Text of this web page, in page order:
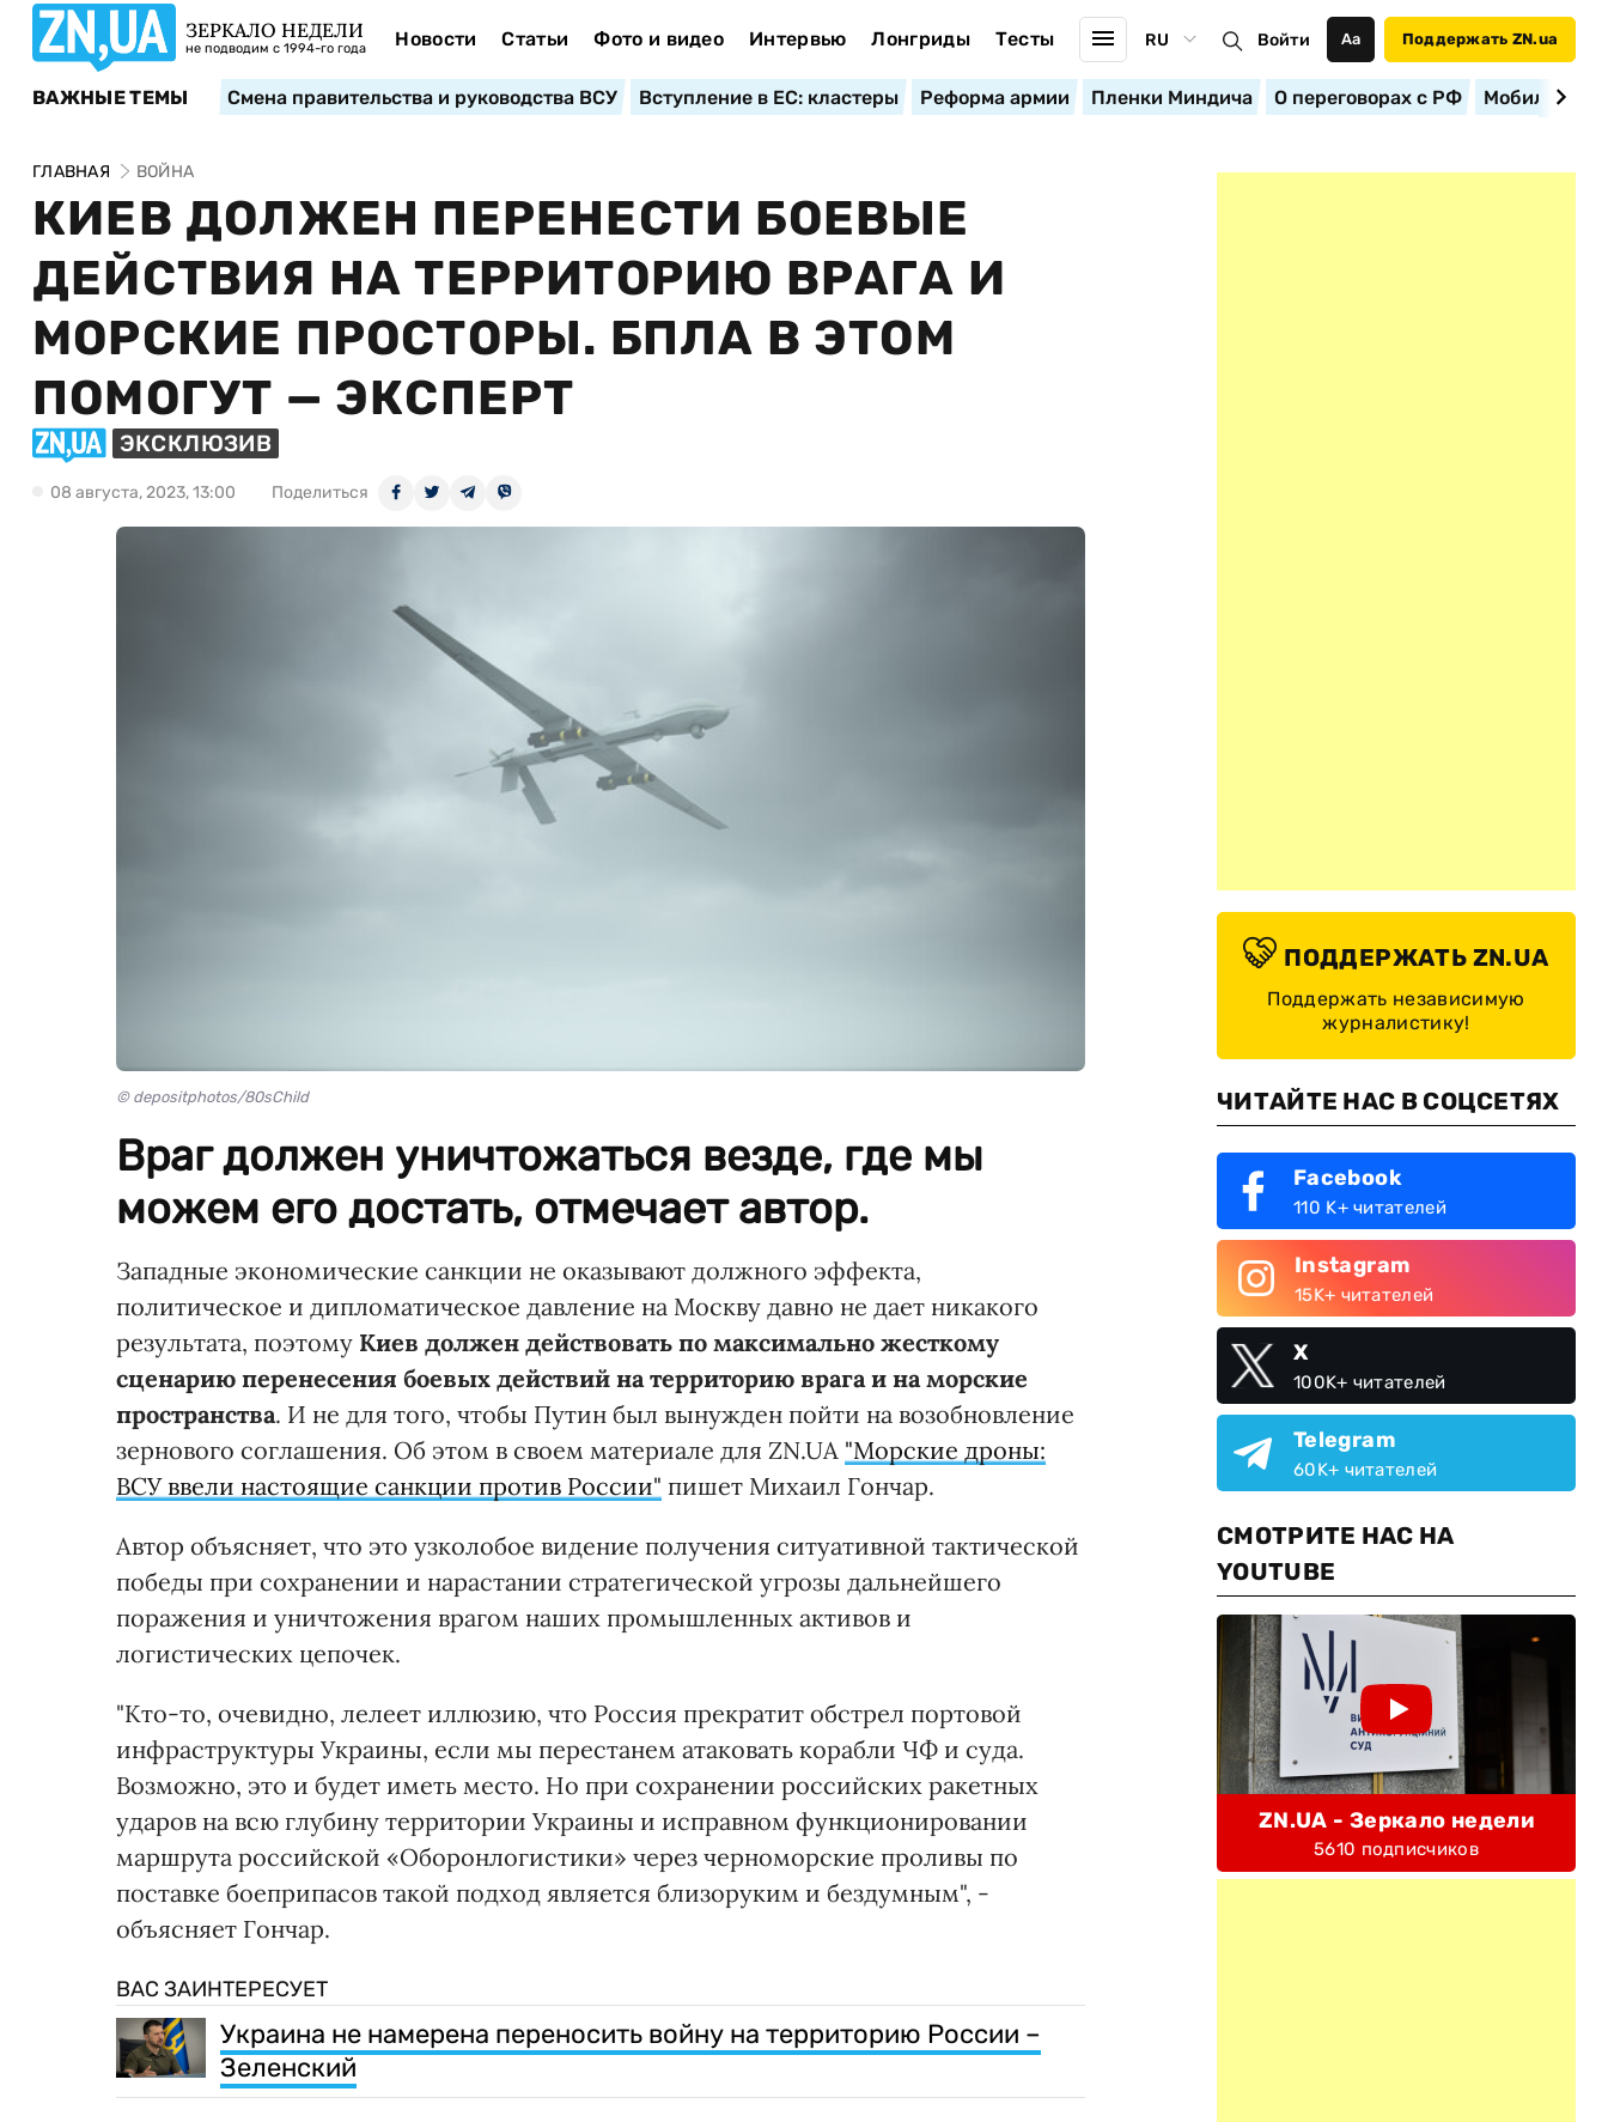
ЗЕРКАЛО НЕДЕЛИ
не подводим с 1994-го года Новости Статьи Фото и видео Интервью Лонгриды Тесты RU Войти Аа Поддержать ZN.ua
ВАЖНЫЕ ТЕМЫ Смена правительства и руководства ВСУ Вступление в ЕС: кластеры Реформа армии Пленки Миндича О переговорах с РФ
ГЛАВНАЯ ВОЙНА
КИЕВ ДОЛЖЕН ПЕРЕНЕСТИ БОЕВЫЕ
ДЕЙСТВИЯ НА ТЕРРИТОРИЮ ВРАГА И
МОРСКИЕ ПРОСТОРЫ. БПЛА В ЭТОМ
ПОМОГУТ — ЭКСПЕРТ
ЭКСКЛЮЗИВ
08 августа, 2023, 13:00 Поделиться
© depositphotos/80sChild
Враг должен уничтожаться везде, где мы
можем его достать, отмечает автор.
Западные экономические санкции не оказывают должного эффекта,
политическое и дипломатическое давление на Москву давно не дает никакого
результата, поэтому Киев должен действовать по максимально жесткому
сценарию перенесения боевых действий на территорию врага и на морские
пространства. И не для того, чтобы Путин был вынужден пойти на возобновление
зернового соглашения. Об этом в своем материале для ZN.UA "Морские дроны:
ВСУ ввели настоящие санкции против России" пишет Михаил Гончар.
Автор объясняет, что это узколобое видение получения ситуативной тактической
победы при сохранении и нарастании стратегической угрозы дальнейшего
поражения и уничтожения врагом наших промышленных активов и
логистических цепочек.
"Кто-то, очевидно, лелеет иллюзию, что Россия прекратит обстрел портовой
инфраструктуры Украины, если мы перестанем атаковать корабли ЧФ и суда.
Возможно, это и будет иметь место. Но при сохранении российских ракетных
ударов на всю глубину территории Украины и исправном функционировании
маршрута российской «Оборонлогистики» через черноморские проливы по
поставке боеприпасов такой подход является близоруким и бездумным", -
объясняет Гончар.
ВАС ЗАИНТЕРЕСУЕТ
Украина не намерена переносить войну на территорию России –
Зеленский
ПОДДЕРЖАТЬ ZN.UA
Поддержать независимую
журналистику!
ЧИТАЙТЕ НАС В СОЦСЕТЯХ
Facebook
110 K+ читателей
Instagram
15K+ читателей
X
100K+ читателей
Telegram
60K+ читателей
СМОТРИТЕ НАС НА
YOUTUBE
ZN.UA - Зеркало недели
5610 подписчиков